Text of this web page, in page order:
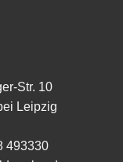
Str. 10
Leipzig
493330